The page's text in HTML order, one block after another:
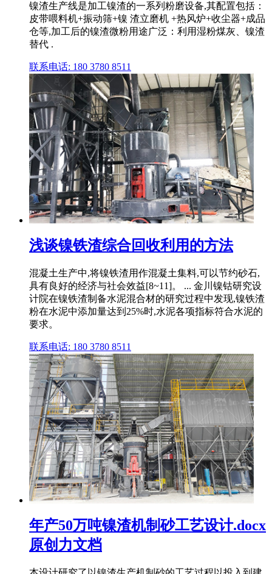
镍渣生产线是加工镍渣的一系列粉磨设备,其配置包括：
皮带喂料机+振动筛+镍 渣立磨机 +热风炉+收尘器+成品
仓等,加工后的镍渣微粉用途广泛：利用湿粉煤灰、镍渣
替代 .
联系电话: 180 3780 8511
浅谈镍铁渣综合回收利用的方法
混凝土生产中,将镍铁渣用作混凝土集料,可以节约砂石,
具有良好的经济与社会效益[8~11]。 ... 金川镍钴研究设
计院在镍铁渣制备水泥混合材的研究过程中发现,镍铁渣
粉在水泥中添加量达到25%时,水泥各项指标符合水泥的
要求。
联系电话: 180 3780 8511
年产50万吨镍渣机制砂工艺设计.docx
原创力文档